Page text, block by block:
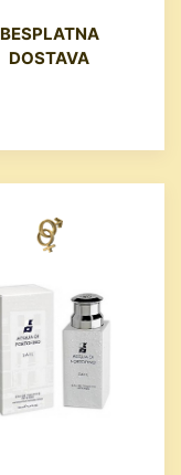
BESPLATNA
DOSTAVA